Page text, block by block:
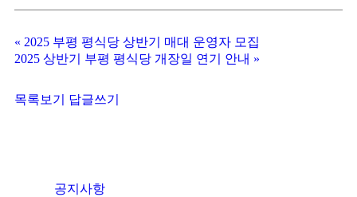
« 2025 부평 평식당 상반기 매대 운영자 모집
2025 상반기 부평 평식당 개장일 연기 안내 »
목록보기 답글쓰기
공지사항